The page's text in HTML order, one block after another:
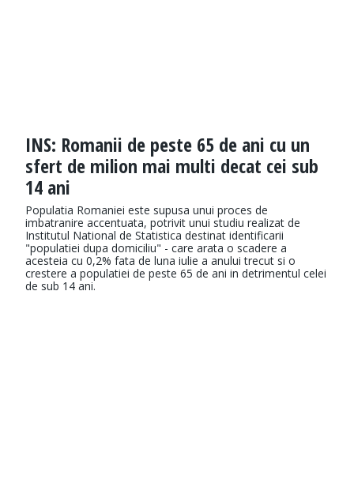
INS: Romanii de peste 65 de ani cu un
sfert de milion mai multi decat cei sub
14 ani
Populatia Romaniei este supusa unui proces de
imbatranire accentuata, potrivit unui studiu realizat de
Institutul National de Statistica destinat identificarii
"populatiei dupa domiciliu" - care arata o scadere a
acesteia cu 0,2% fata de luna iulie a anului trecut si o
crestere a populatiei de peste 65 de ani in detrimentul celei
de sub 14 ani.